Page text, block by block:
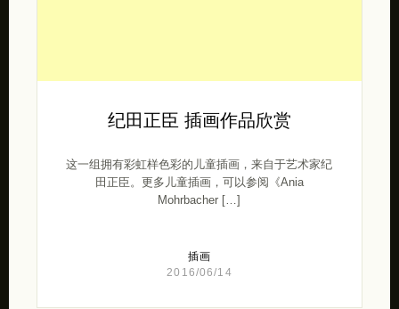
纪田正臣 插画作品欣赏
这一组拥有彩虹样色彩的儿童插画，来自于艺术家纪
田正臣。更多儿童插画，可以参阅《Ania
Mohrbacher […]
插画
2016/06/14